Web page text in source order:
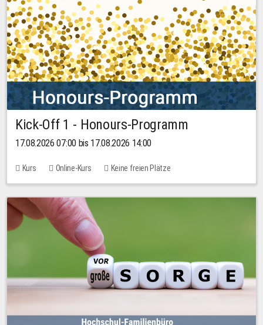
Kick-Off 1 - Honours-Programm
17.08.2026 07:00 bis 17.08.2026 14:00
Kurs Online-Kurs Keine freien Plätze